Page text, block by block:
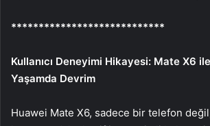
****************************
Kullanıcı Deneyimi Hikayesi: Mate X6
Yaşamda Devrim
Huawei Mate X6, sadece bir telefon